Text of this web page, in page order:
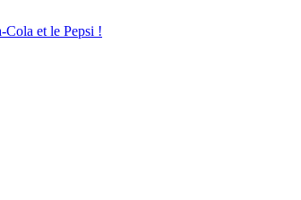
Cola et le Pepsi !